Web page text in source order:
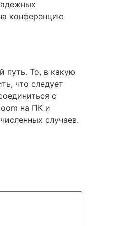
конференцию
путь. То, в какую
что следует
с
на ПК и
случаев.